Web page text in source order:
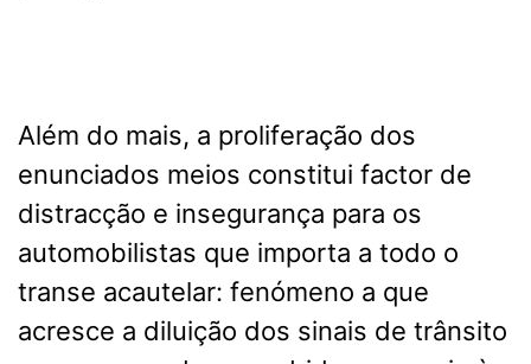
Além do mais, a proliferação dos
enunciados meios constitui factor de
distracção e insegurança para os
automobilistas que importa a todo o
transe acautelar: fenómeno a que
acresce a diluição dos sinais de trânsito